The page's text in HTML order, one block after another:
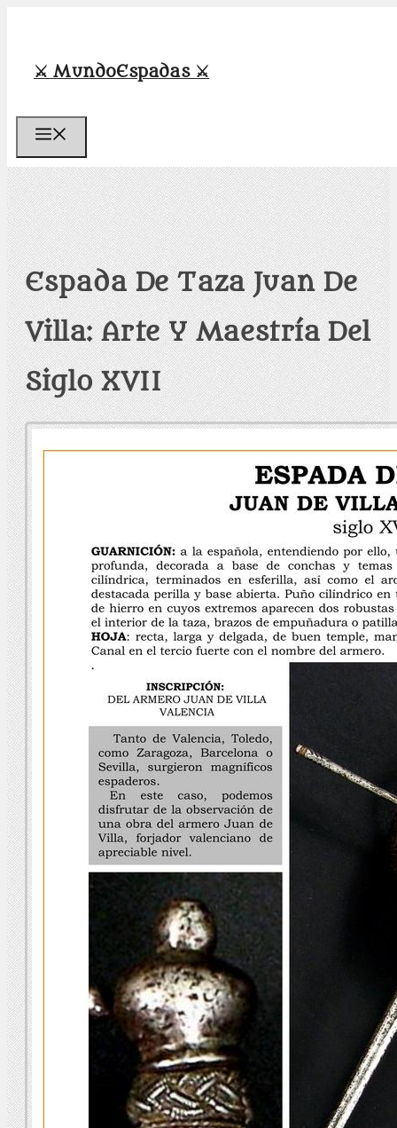
contenido
⚔️ MundoEspadas ⚔️
Espada De Taza Juan De
Villa: Arte Y Maestría Del
Siglo XVII